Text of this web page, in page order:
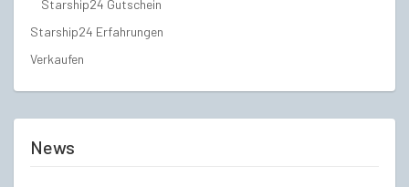
Starship24 Gutschein
Starship24 Erfahrungen
Verkaufen
News